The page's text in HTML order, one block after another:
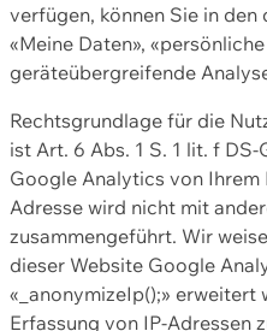
verfügen, können Sie in
«Meine Daten»,
geräteübergreifende
Rechtsgrundlage für die
ist Art. 6 Abs. 1 S. 1 lit. f
Google Analytics von
Adresse wird nicht mit
zusammengeführt. Wir
dieser Website Google
«_anonymizeIp();» erweitert
Erfassung von IP-Adressen